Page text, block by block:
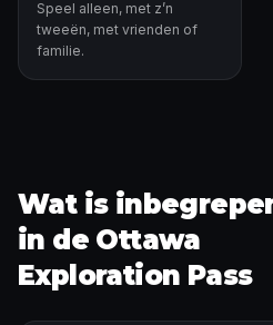
Speel alleen, met z’n
tweeën, met vrienden of
familie.
Wat is
in de Ottawa
Exploration Pass